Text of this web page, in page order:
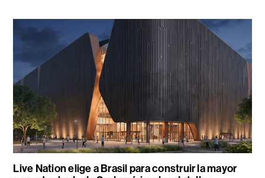
Live Nation elige a Brasil para construir la mayor